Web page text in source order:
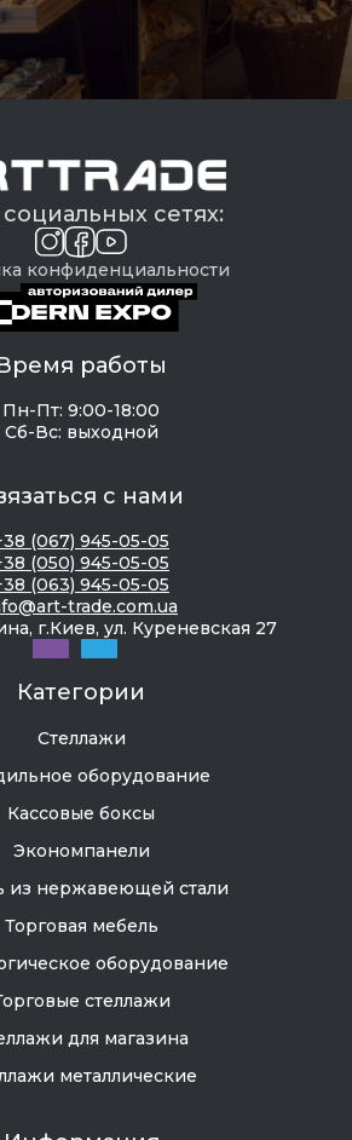
сетях:
конфиденциальности
работы
Пн-Пт: 9:00-18:00
Сб-Вс: выходной
с нами
(067) 945-05-05
(050) 945-05-05
(063) 945-05-05
trade.com.ua
г.Киев, ул. Куреневская 27
Категории
Стеллажи
оборудование
Кассовые боксы
Экономпанели
из нержавеющей стали
Торговая мебель
оборудование
стеллажи
для магазина
металлические